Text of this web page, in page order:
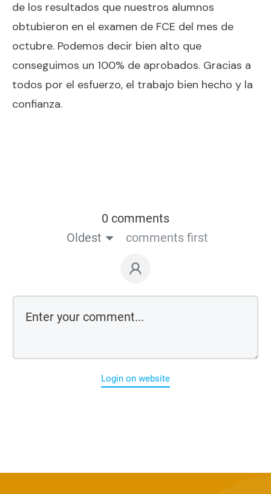
de los resultados que nuestros alumnos
obtubieron en el examen de FCE del mes de
octubre. Podemos decir bien alto que
conseguimos un 100% de aprobados. Gracias a
todos por el esfuerzo, el trabajo bien hecho y la
confianza.
0 comments
Oldest
comments first
Login on website